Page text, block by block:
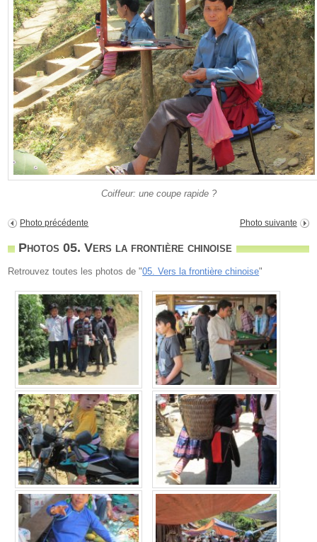
Coiffeur: une coupe rapide ?
Photo précédente Photo suivante
Photos 05. Vers la frontière chinoise
Retrouvez toutes les photos de "05. Vers la frontière chinoise"